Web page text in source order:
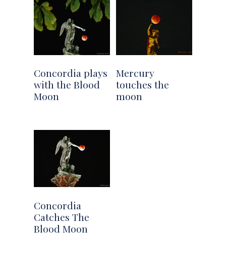
latest
Concordia plays
with the Blood
Moon
Mercury
touches the
moon
Concordia
Catches The
Blood Moon